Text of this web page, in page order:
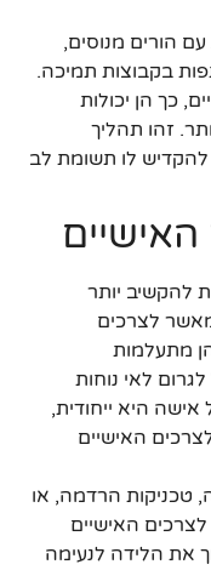
עם הורים מנוסים,
בקבוצות תמיכה.
כך הן יכולות
זהו תהליך
לו תשומת לב
להקשיב יותר
לצרכים
מתעלמות
לאי נוחות
אישה היא ייחודית,
האישיים
טכניקות הרדמה, או
האישיים
את הלידה לנעימה